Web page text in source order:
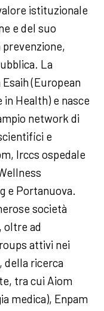
istituzionale
e del suo
La
(European
Health) e nasce
network di
e
Irccs ospedale
e Portanuova.
società
oltre ad
attivi nei
della ricerca
tra cui Aiom
medica), Enpam